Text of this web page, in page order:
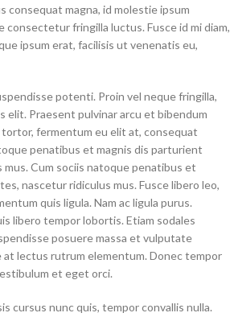
consequat magna, id molestie ipsum
consectetur fringilla luctus. Fusce id mi diam,
ipsum erat, facilisis ut venenatis eu,
potenti. Proin vel neque fringilla,
elit. Praesent pulvinar arcu et bibendum
fermentum eu elit at, consequat
penatibus et magnis dis parturient
Cum sociis natoque penatibus et
nascetur ridiculus mus. Fusce libero leo,
quis ligula. Nam ac ligula purus.
libero tempor lobortis. Etiam sodales
posuere massa et vulputate
lectus rutrum elementum. Donec tempor
et eget orci.
cursus nunc quis, tempor convallis nulla.